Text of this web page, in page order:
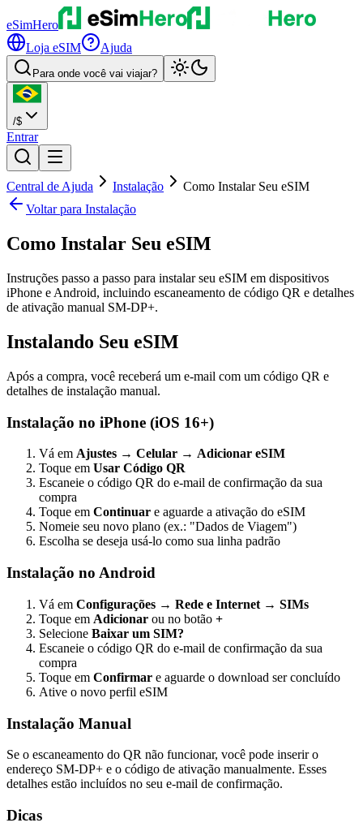
eSimHero
Loja eSIM
Ajuda
Para onde você vai viajar?
/$
Entrar
Central de Ajuda Instalação
Como Instalar Seu eSIM
Voltar para Instalação
Como Instalar Seu eSIM
Instruções passo a passo para instalar seu eSIM em dispositivos
iPhone e Android, incluindo escaneamento de código QR e detalhes
de ativação manual SM-DP+.
Instalando Seu eSIM
Após a compra, você receberá um e-mail com um código QR e
detalhes de instalação manual.
Instalação no iPhone (iOS 16+)
Vá em Ajustes → Celular → Adicionar eSIM
Toque em Usar Código QR
Escaneie o código QR do e-mail de confirmação da sua
compra
Toque em Continuar e aguarde a ativação do eSIM
Nomeie seu novo plano (ex.: "Dados de Viagem")
Escolha se deseja usá-lo como sua linha padrão
Instalação no Android
Vá em Configurações → Rede e Internet → SIMs
Toque em Adicionar ou no botão +
Selecione Baixar um SIM?
Escaneie o código QR do e-mail de confirmação da sua
compra
Toque em Confirmar e aguarde o download ser concluído
Ative o novo perfil eSIM
Instalação Manual
Se o escaneamento do QR não funcionar, você pode inserir o
endereço SM-DP+ e o código de ativação manualmente. Esses
detalhes estão incluídos no seu e-mail de confirmação.
Dicas